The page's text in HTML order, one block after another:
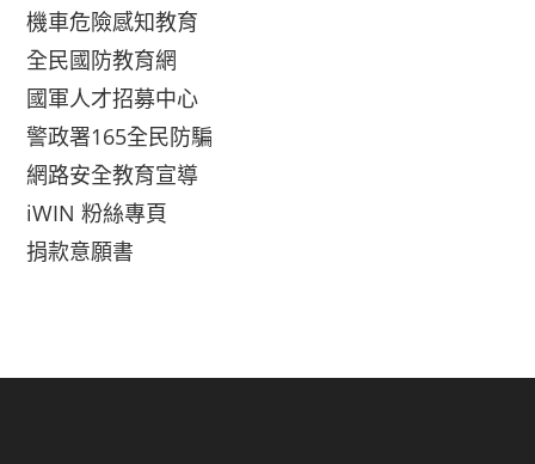
機車危險感知教育
全民國防教育網
國軍人才招募中心
警政署165全民防騙
網路安全教育宣導
iWIN 粉絲專頁
捐款意願書